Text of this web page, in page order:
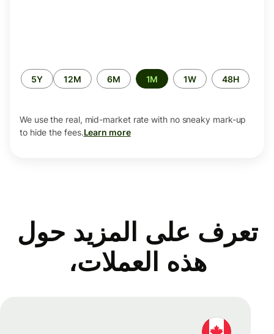
الفترة
الزمنية
48H
1W
1M
6M
12M
5Y
We use the real, mid-market rate with no sneaky mark-up
to hide the fees.Learn more
تعرف على المزيد حول
هذه العملات،